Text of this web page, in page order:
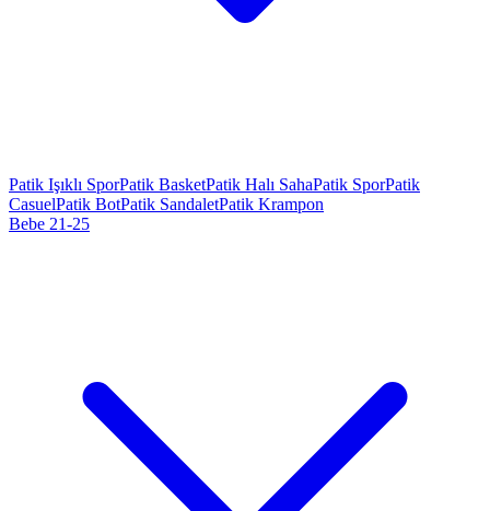
Patik Işıklı SporPatik BasketPatik Halı SahaPatik SporPatik
CasuelPatik BotPatik SandaletPatik Krampon
Bebe 21-25